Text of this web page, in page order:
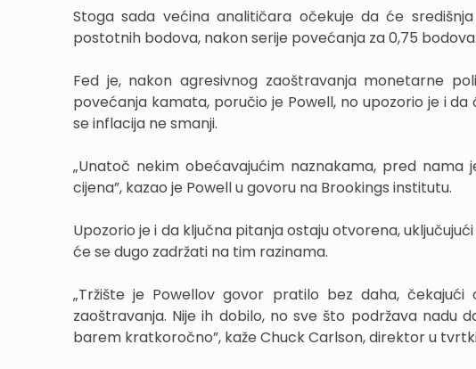
Stoga sada većina analitičara očekuje da će
postotnih bodova, nakon serije povećanja za 0,75 bodova.
Fed je, nakon agresivnog zaoštravanja monetarne
povećanja kamata, poručio je Powell, no upozorio je i
se inflacija ne smanji.
„Unatoč nekim obećavajućim naznakama, pred
cijena”, kazao je Powell u govoru na Brookings institutu.
Upozorio je i da ključna pitanja ostaju otvorena,
će se dugo zadržati na tim razinama.
„Tržište je Powellov govor pratilo bez daha,
zaoštravanja. Nije ih dobilo, no sve što podržava nadu
barem kratkoročno”, kaže Chuck Carlson, direktor u